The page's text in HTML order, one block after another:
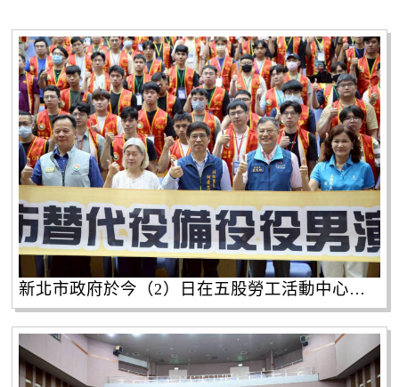
新北市政府於今（2）日在五股勞工活動中心，正式啟動115年度首場替代役備役役男實施EMT-1（初級救護技術員）繼續教育演訓召集。